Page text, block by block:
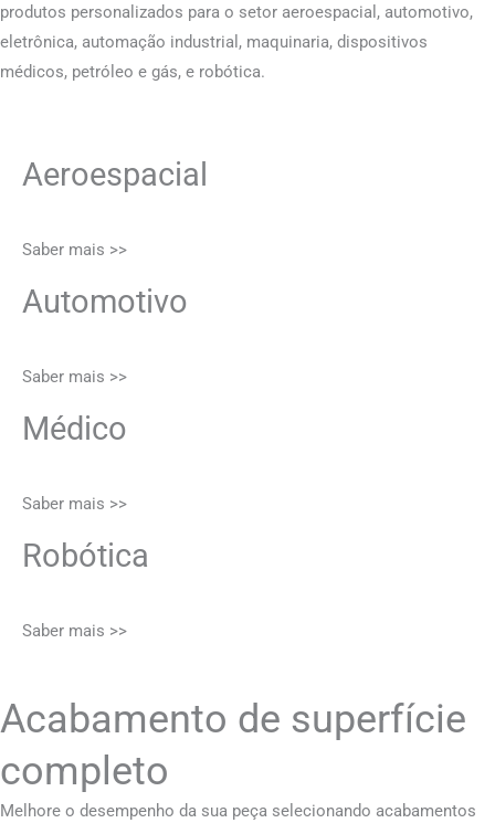
produtos personalizados para o setor aeroespacial, automotivo,
eletrônica, automação industrial, maquinaria, dispositivos
médicos, petróleo e gás, e robótica.
Aeroespacial
Saber mais >>
Automotivo
Saber mais >>
Médico
Saber mais >>
Robótica
Saber mais >>
Acabamento de superfície
completo
Melhore o desempenho da sua peça selecionando acabamentos